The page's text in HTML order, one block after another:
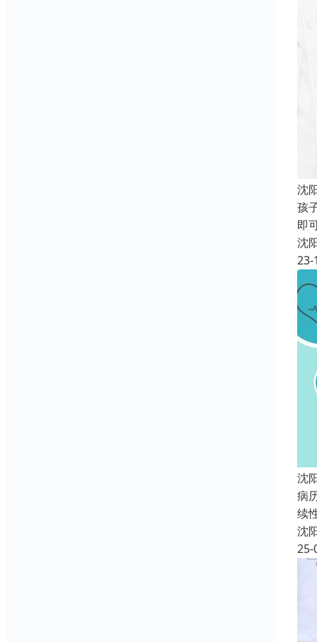
沈
孩
即
沈
23-
沈
病
续
沈
25-